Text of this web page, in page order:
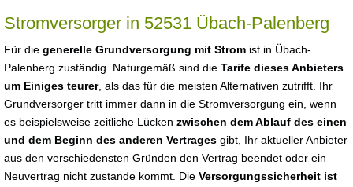
Stromversorger in 52531 Übach-Palenberg
Für die generelle Grundversorgung mit Strom ist in Übach-
Palenberg zuständig. Naturgemäß sind die Tarife dieses Anbieters
um Einiges teurer, als das für die meisten Alternativen zutrifft. Ihr
Grundversorger tritt immer dann in die Stromversorgung ein, wenn
es beispielsweise zeitliche Lücken zwischen dem Ablauf des einen
und dem Beginn des anderen Vertrages gibt, Ihr aktueller Anbieter
aus den verschiedensten Gründen den Vertrag beendet oder ein
Neuvertrag nicht zustande kommt. Die Versorgungssicherheit ist